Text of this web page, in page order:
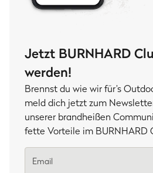
Jetzt BURNHARD
werden!
Brennst du wie wir für’s
meld dich jetzt zum
unserer brandheißen
fette Vorteile im BURNHARD